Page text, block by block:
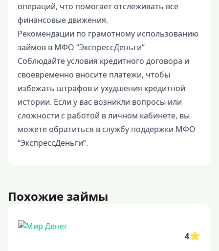
операций, что помогает отслеживать все
финансовые движения.
Рекомендации по грамотному использованию
займов в МФО “ЭкспрессДеньги”
Соблюдайте условия кредитного договора и
своевременно вносите платежи, чтобы
избежать штрафов и ухудшения кредитной
истории. Если у вас возникли вопросы или
сложности с работой в личном кабинете, вы
можете обратиться в службу поддержки МФО
“ЭкспрессДеньги”.
Похожие займы
4